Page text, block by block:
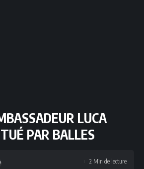
LUCA
PAR BALLES
2 Min de lecture